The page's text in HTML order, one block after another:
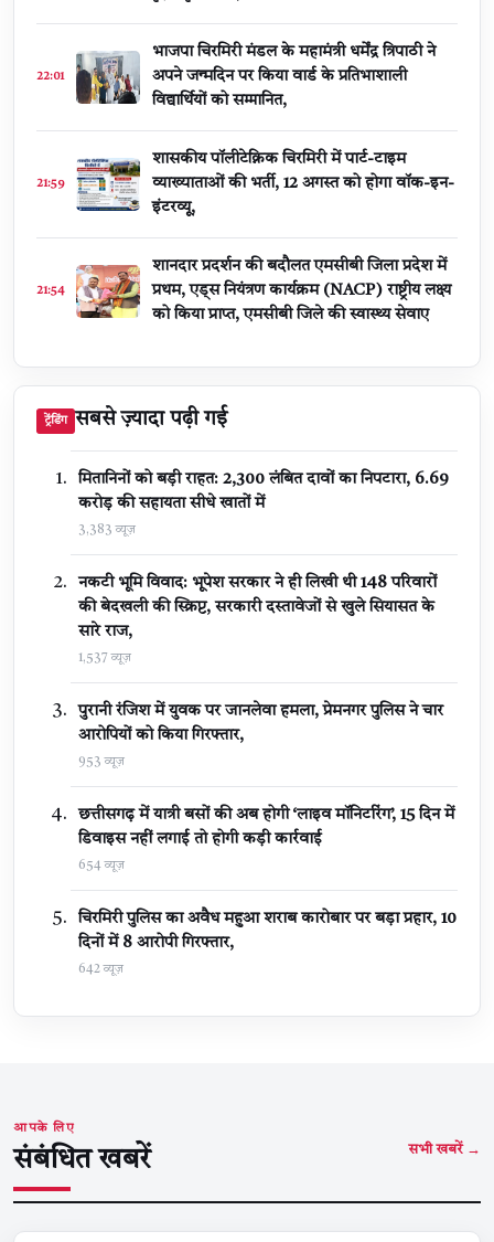
22:01
भाजपा चिरमिरी मंडल के महामंत्री धर्मेंद्र त्रिपाठी ने
अपने जन्मदिन पर किया वार्ड के प्रतिभाशाली
विद्यार्थियों को सम्मानित,
21:59
शासकीय पॉलीटेक्निक चिरमिरी में पार्ट-टाइम
व्याख्याताओं की भर्ती, 12 अगस्त को होगा वॉक-इन-
इंटरव्यू,
21:54
शानदार प्रदर्शन की बदौलत एमसीबी जिला प्रदेश में
प्रथम, एड्स नियंत्रण कार्यक्रम (NACP) राष्ट्रीय लक्ष्य
को किया प्राप्त, एमसीबी जिले की स्वास्थ्य सेवाए
ट्रेंडिंग सबसे ज़्यादा पढ़ी गई
मितानिनों को बड़ी राहत: 2,300 लंबित दावों का निपटारा, ₹6.69
करोड़ की सहायता सीधे खातों में
3,383 व्यूज़
नकटी भूमि विवाद: भूपेश सरकार ने ही लिखी थी 148 परिवारों
की बेदखली की स्क्रिप्ट, सरकारी दस्तावेजों से खुले सियासत के
सारे राज,
1,537 व्यूज़
पुरानी रंजिश में युवक पर जानलेवा हमला, प्रेमनगर पुलिस ने चार
आरोपियों को किया गिरफ्तार,
953 व्यूज़
छत्तीसगढ़ में यात्री बसों की अब होगी ‘लाइव मॉनिटरिंग’, 15 दिन में
डिवाइस नहीं लगाई तो होगी कड़ी कार्रवाई
654 व्यूज़
चिरमिरी पुलिस का अवैध महुआ शराब कारोबार पर बड़ा प्रहार, 10
दिनों में 8 आरोपी गिरफ्तार,
642 व्यूज़
आपके लिए
संबंधित खबरें सभी खबरें →